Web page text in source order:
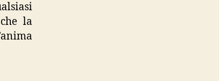
la